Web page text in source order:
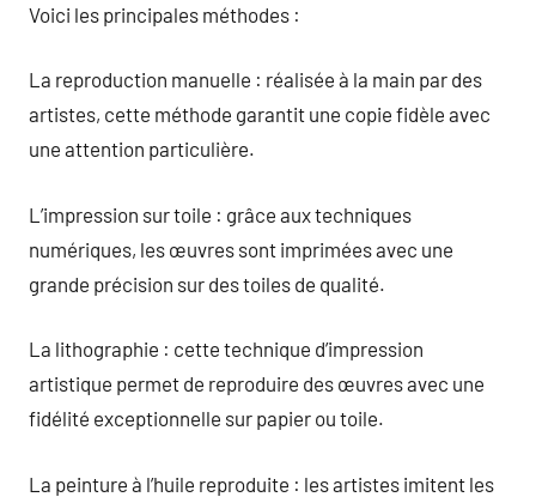
Voici les principales méthodes :
La reproduction manuelle : réalisée à la main par des
artistes, cette méthode garantit une copie fidèle avec
une attention particulière.
L’impression sur toile : grâce aux techniques
numériques, les œuvres sont imprimées avec une
grande précision sur des toiles de qualité.
La lithographie : cette technique d’impression
artistique permet de reproduire des œuvres avec une
fidélité exceptionnelle sur papier ou toile.
La peinture à l’huile reproduite : les artistes imitent les